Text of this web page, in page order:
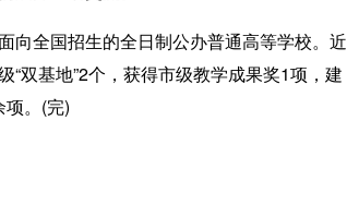
全国招生的全日制公办普通高等学校。近
双基地”2个，获得市级教学成果奖1项，建
。(完)